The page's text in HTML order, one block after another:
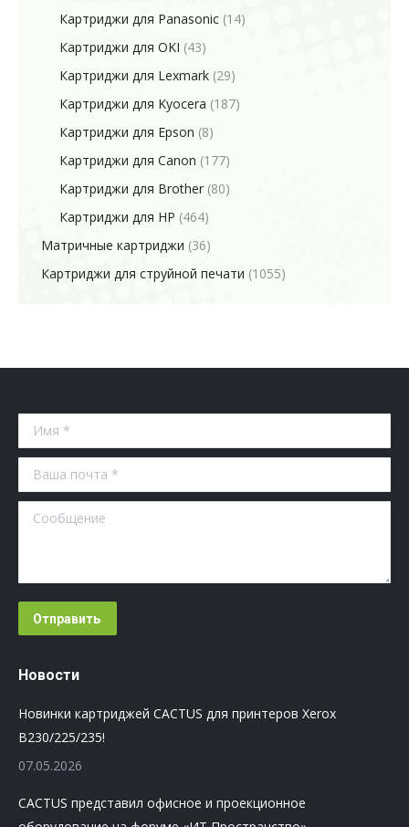
Картриджи для Panasonic (14)
Картриджи для OKI (43)
Картриджи для Lexmark (29)
Картриджи для Kyocera (187)
Картриджи для Epson (8)
Картриджи для Canon (177)
Картриджи для Brother (80)
Картриджи для HP (464)
Матричные картриджи (36)
Картриджи для струйной печати (1055)
Имя *
Ваша почта *
Сообщение
Отправить
Новости
Новинки картриджей CACTUS для принтеров Xerox
B230/225/235!
07.05.2026
CACTUS представил офисное и проекционное